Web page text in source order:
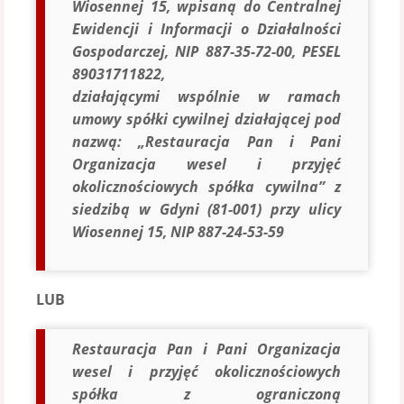
Wiosennej 15, wpisaną do Centralnej
Ewidencji i Informacji o Działalności
Gospodarczej, NIP 887-35-72-00, PESEL
89031711822,
działającymi wspólnie w ramach
umowy spółki cywilnej działającej pod
nazwą: „Restauracja Pan i Pani
Organizacja wesel i przyjęć
okolicznościowych spółka cywilna” z
siedzibą w Gdyni (81-001) przy ulicy
Wiosennej 15, NIP 887-24-53-59
LUB
Restauracja Pan i Pani Organizacja
wesel i przyjęć okolicznościowych
spółka z ograniczoną